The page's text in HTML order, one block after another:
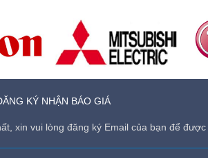
KÝ NHẬN BÁO GIÁ
xin vui lòng đăng ký Email của bạn để